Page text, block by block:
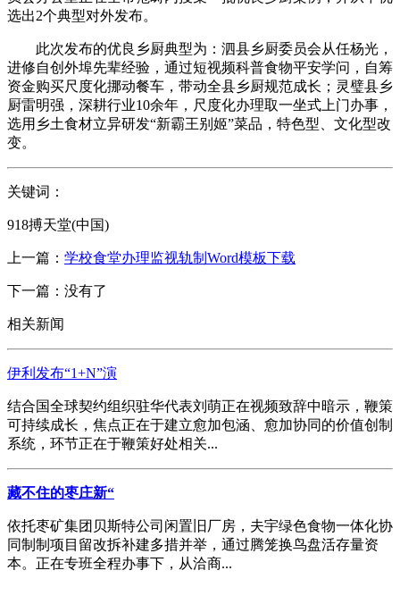
选出2个典型对外发布。
此次发布的优良乡厨典型为：泗县乡厨委员会从任杨光，
进修自创外埠先辈经验，通过短视频科普食物平安学问，自筹
资金购买尺度化挪动餐车，带动全县乡厨规范成长；灵璧县乡
厨雷明强，深耕行业10余年，尺度化办理取一坐式上门办事，
选用乡土食材立异研发“新霸王别姬”菜品，特色型、文化型改
变。
关键词：
918搏天堂(中国)
上一篇： 学校食堂办理监视轨制Word模板下载
下一篇：没有了
相关新闻
伊利发布“1+N”演
结合国全球契约组织驻华代表刘萌正在视频致辞中暗示，鞭策
可持续成长，焦点正在于建立愈加包涵、愈加协同的价值创制
系统，环节正在于鞭策好处相关...
藏不住的枣庄新“
依托枣矿集团贝斯特公司闲置旧厂房，夫宇绿色食物一体化协
同制制项目留改拆补建多措并举，通过腾笼换鸟盘活存量资
本。正在专班全程办事下，从洽商...